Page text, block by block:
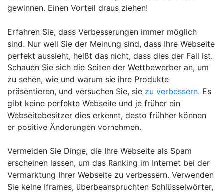
gewinnen. Einen Vorteil draus ziehen!
Erfahren Sie, dass Verbesserungen immer möglich
sind. Nur weil Sie der Meinung sind, dass Ihre Webseite
perfekt aussieht, heißt das nicht, dass dies der Fall ist.
Schauen Sie sich die Seiten der Wettbewerber an, um
zu sehen, wie und warum sie ihre Produkte
präsentieren, und versuchen Sie, sie zu verbessern. Es
gibt keine perfekte Webseite und je früher ein
Webseitebesitzer dies erkennt, desto frühher können
er positive Änderungen vornehmen.
Vermeiden Sie Dinge, die Ihre Webseite als Spam
erscheinen lassen, um das Ranking im Internet bei der
Vermarktung Ihrer Webseite zu verbessern. Verwenden
Sie keine Iframes, überbeanspruchten Schlüsselwörter,